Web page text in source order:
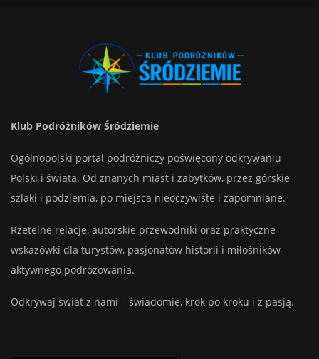
Klub Podróżników Śródziemie
Ogólnopolski portal podróżniczy poświęcony odkrywaniu
Polski i świata. Od znanych miast i zabytków, przez górskie
szlaki i podziemia, po miejsca nieoczywiste i zapomniane.
Rzetelne relacje, autorskie przewodniki oraz praktyczne
wskazówki dla turystów, pasjonatów historii i miłośników
aktywnego podróżowania.
Odkrywaj świat z nami – świadomie, krok po kroku i z pasją.